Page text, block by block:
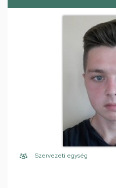
Szervezeti egység